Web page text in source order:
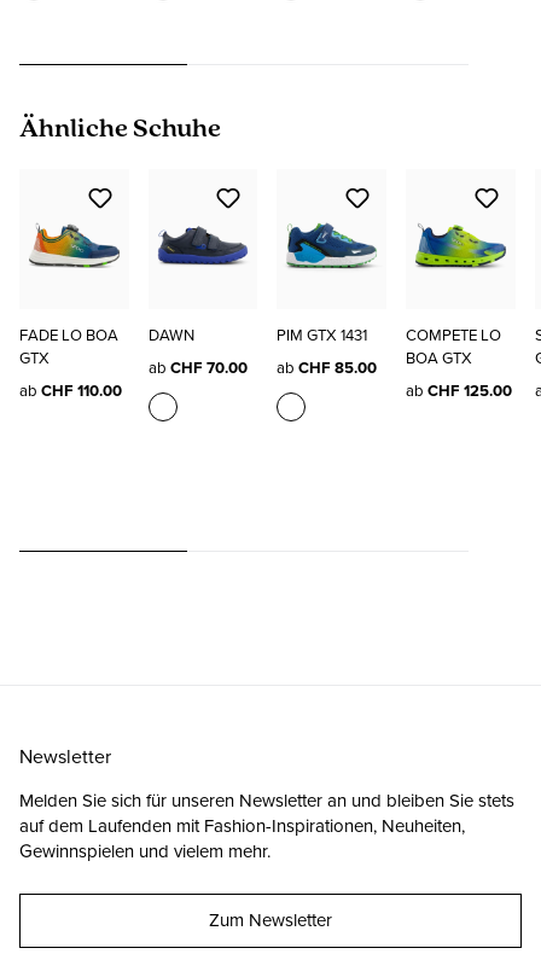
Produktgalerie überspringen
Ähnliche Schuhe
FADE LO BOA
GTX
ab CHF 110.00
DAWN
ab CHF 70.00
PIM GTX 1431
abCHF 85.00
COMPETE LO
BOA GTX
ab CHF 125.00
Newsletter
Melden Sie sich für unseren Newsletter an und bleiben Sie stets
auf dem Laufenden mit Fashion-Inspirationen, Neuheiten,
Gewinnspielen und vielem mehr.
Zum Newsletter